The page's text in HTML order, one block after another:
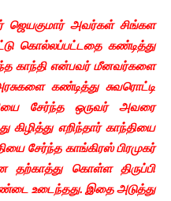
ஜெயகுமார் அவர்கள் சிங்கள
கொல்லப்பட்டதை கண்டித்து
காந்தி என்பவர் மீனவர்களை
கண்டித்து சுவரொட்டி
சேர்ந்த ஒருவர் அவரை
கிழித்து எறிந்தார் காந்தியை
சேர்ந்த காங்கிரஸ் பிரமுகர்
கொள்ள திருப்பி
உடைந்தது. இதை அடுத்து